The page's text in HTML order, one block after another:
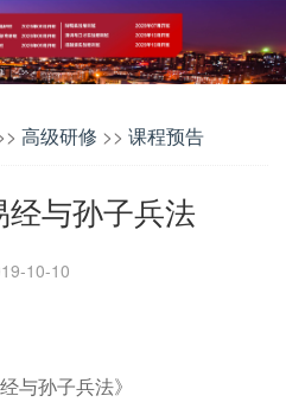
高级研修 >> 课程预告
与孙子兵法
10-10
与孙子兵法》